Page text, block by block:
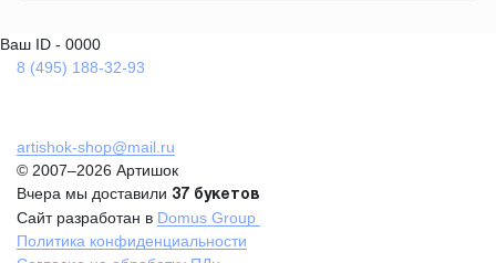
Ваш ID - 0000
8 (495) 188-32-93
artishok-shop@mail.ru
© 2007–2026 Артишок
Вчера мы доставили 37 букетов
Сайт разработан в Domus Group
Политика конфиденциальности